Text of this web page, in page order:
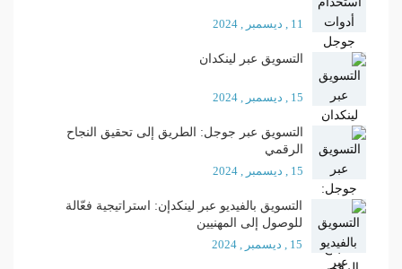
11 , ديسمبر , 2024
التسويق عبر لينكدان
15 , ديسمبر , 2024
التسويق عبر جوجل: الطريق إلى تحقيق النجاح
الرقمي
15 , ديسمبر , 2024
التسويق بالفيديو عبر لينكدإن: استراتيجية فعّالة
للوصول إلى المهنيين
15 , ديسمبر , 2024